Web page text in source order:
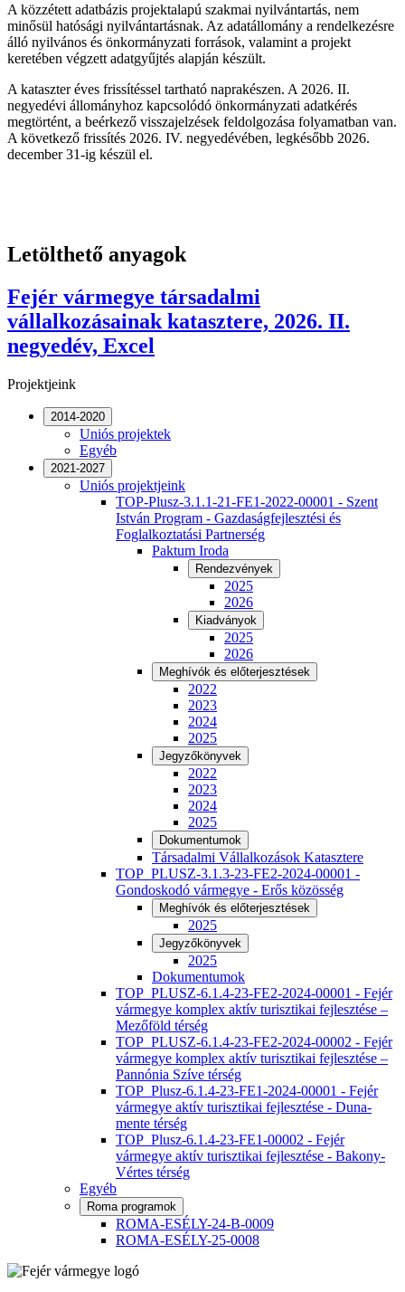
A közzétett adatbázis projektalapú szakmai nyilvántartás, nem
minősül hatósági nyilvántartásnak. Az adatállomány a rendelkezésre
álló nyilvános és önkormányzati források, valamint a projekt
keretében végzett adatgyűjtés alapján készült.
A kataszter éves frissítéssel tartható naprakészen. A 2026. II.
negyedévi állományhoz kapcsolódó önkormányzati adatkérés
megtörtént, a beérkező visszajelzések feldolgozása folyamatban van.
A következő frissítés 2026. IV. negyedévében, legkésőbb 2026.
december 31-ig készül el.
Letölthető anyagok
Fejér vármegye társadalmi
vállalkozásainak katasztere, 2026. II.
negyedév, Excel
Projektjeink
2014-2020
Uniós projektek
Egyéb
2021-2027
Uniós projektjeink
TOP-Plusz-3.1.1-21-FE1-2022-00001 - Szent
István Program - Gazdaságfejlesztési és
Foglalkoztatási Partnerség
Paktum Iroda
Rendezvények
2025
2026
Kiadványok
2025
2026
Meghívók és előterjesztések
2022
2023
2024
2025
Jegyzőkönyvek
2022
2023
2024
2025
Dokumentumok
Társadalmi Vállalkozások Katasztere
TOP_PLUSZ-3.1.3-23-FE2-2024-00001 -
Gondoskodó vármegye - Erős közösség
Meghívók és előterjesztések
2025
Jegyzőkönyvek
2025
Dokumentumok
TOP_PLUSZ-6.1.4-23-FE2-2024-00001 - Fejér
vármegye komplex aktív turisztikai fejlesztése –
Mezőföld térség
TOP_PLUSZ-6.1.4-23-FE2-2024-00002 - Fejér
vármegye komplex aktív turisztikai fejlesztése –
Pannónia Szíve térség
TOP_Plusz-6.1.4-23-FE1-2024-00001 - Fejér
vármegye aktív turisztikai fejlesztése - Duna-
mente térség
TOP_Plusz-6.1.4-23-FE1-00002 - Fejér
vármegye aktív turisztikai fejlesztése - Bakony-
Vértes térség
Egyéb
Roma programok
ROMA-ESÉLY-24-B-0009
ROMA-ESÉLY-25-0008